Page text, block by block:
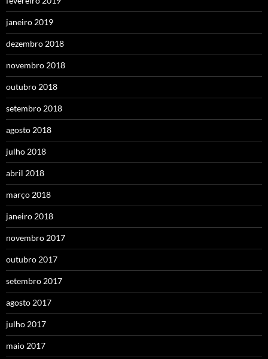
janeiro 2019
dezembro 2018
novembro 2018
outubro 2018
setembro 2018
agosto 2018
julho 2018
abril 2018
março 2018
janeiro 2018
novembro 2017
outubro 2017
setembro 2017
agosto 2017
julho 2017
maio 2017